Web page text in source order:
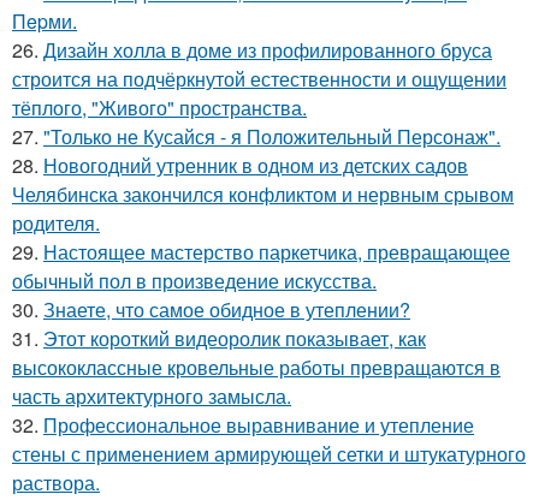
Пepми.
26. Дизайн холла в доме из профилированного бруса
строится на подчёркнутой естественности и ощущении
тёплого, "Живого" пространства.
27. "Только не Кусайся - я Положительный Персонаж".
28. Новогодний утренник в одном из детских садов
Челябинска закончился конфликтом и нервным срывом
родителя.
29. Настоящее мастерство паркетчика, превращающее
обычный пол в произведение искусства.
30. Знаете, что самое обидное в утеплении?
31. Этот короткий видеоролик показывает, как
высококлассные кровельные работы превращаются в
часть архитектурного замысла.
32. Профессиональное выравнивание и утепление
стены с применением армирующей сетки и штукатурного
раствора.